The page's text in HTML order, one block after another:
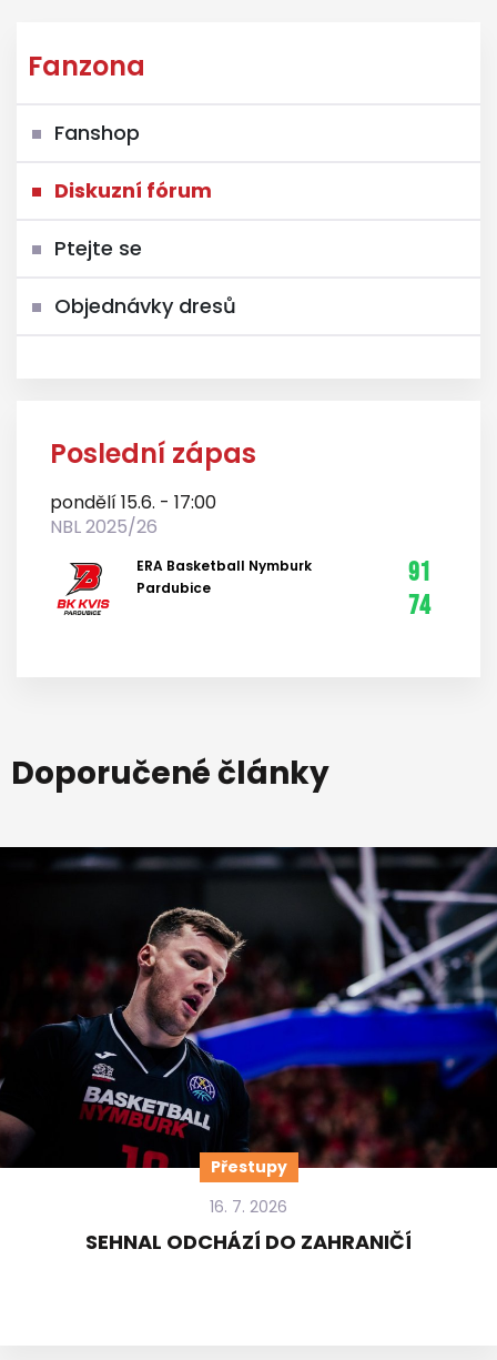
Fanzona
Fanshop
Diskuzní fórum
Ptejte se
Objednávky dresů
Poslední zápas
pondělí 15.6. - 17:00
NBL 2025/26
ERA Basketball Nymburk
Pardubice
91
74
Doporučené články
Přestupy
16. 7. 2026
SEHNAL ODCHÁZÍ DO ZAHRANIČÍ